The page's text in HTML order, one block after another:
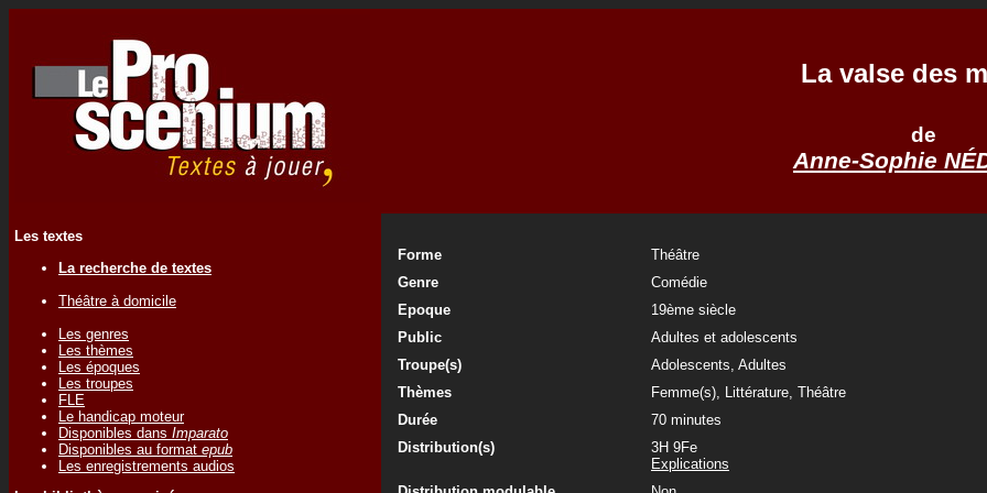
La valse des
de
Anne-Sophie
Les textes
La recherche de textes
Théâtre à domicile
Les genres
Les thèmes
Les époques
Les troupes
FLE
Le handicap moteur
Disponibles dans Imparato
Disponibles au format epub
Les enregistrements audios
Forme
Théâtre
Genre
Comédie
Epoque
19ème siècle
Public
Adultes et adolescents
Troupe(s)
Adolescents, Adultes
Thèmes
Femme(s), Littérature, Théâtre
Durée
70 minutes
Distribution(s)
3H 9Fe
Explications